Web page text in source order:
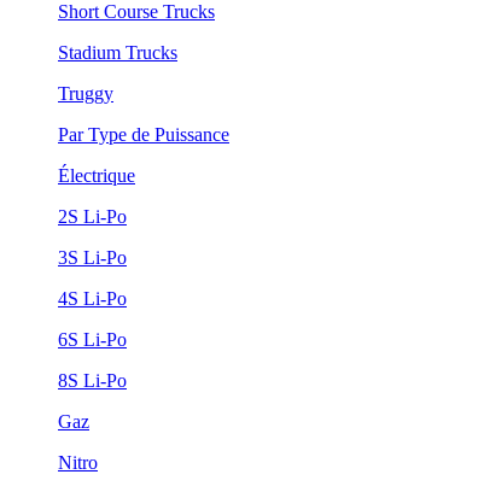
Short Course Trucks
Stadium Trucks
Truggy
Par Type de Puissance
Électrique
2S Li-Po
3S Li-Po
4S Li-Po
6S Li-Po
8S Li-Po
Gaz
Nitro